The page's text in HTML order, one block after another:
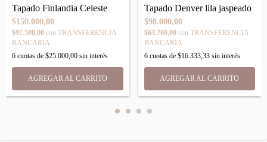
Tapado Finlandia Celeste
$150.000,00
$97.500,00 con TRANSFERENCIA
BANCARIA
6 cuotas de $25.000,00 sin interés
AGREGAR AL CARRITO
Tapado Denver lila jaspeado
$98.000,00
$63.700,00 con TRANSFERENCIA
BANCARIA
6cuotas de $16.333,33sin interés
AGREGAR AL CARRITO